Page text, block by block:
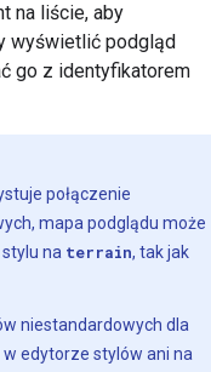
na liście, aby
wyświetlić podgląd
go z identyfikatorem
połączenie
mapa podglądu może
na terrain, tak jak
niestandardowych dla
w edytorze stylów ani na